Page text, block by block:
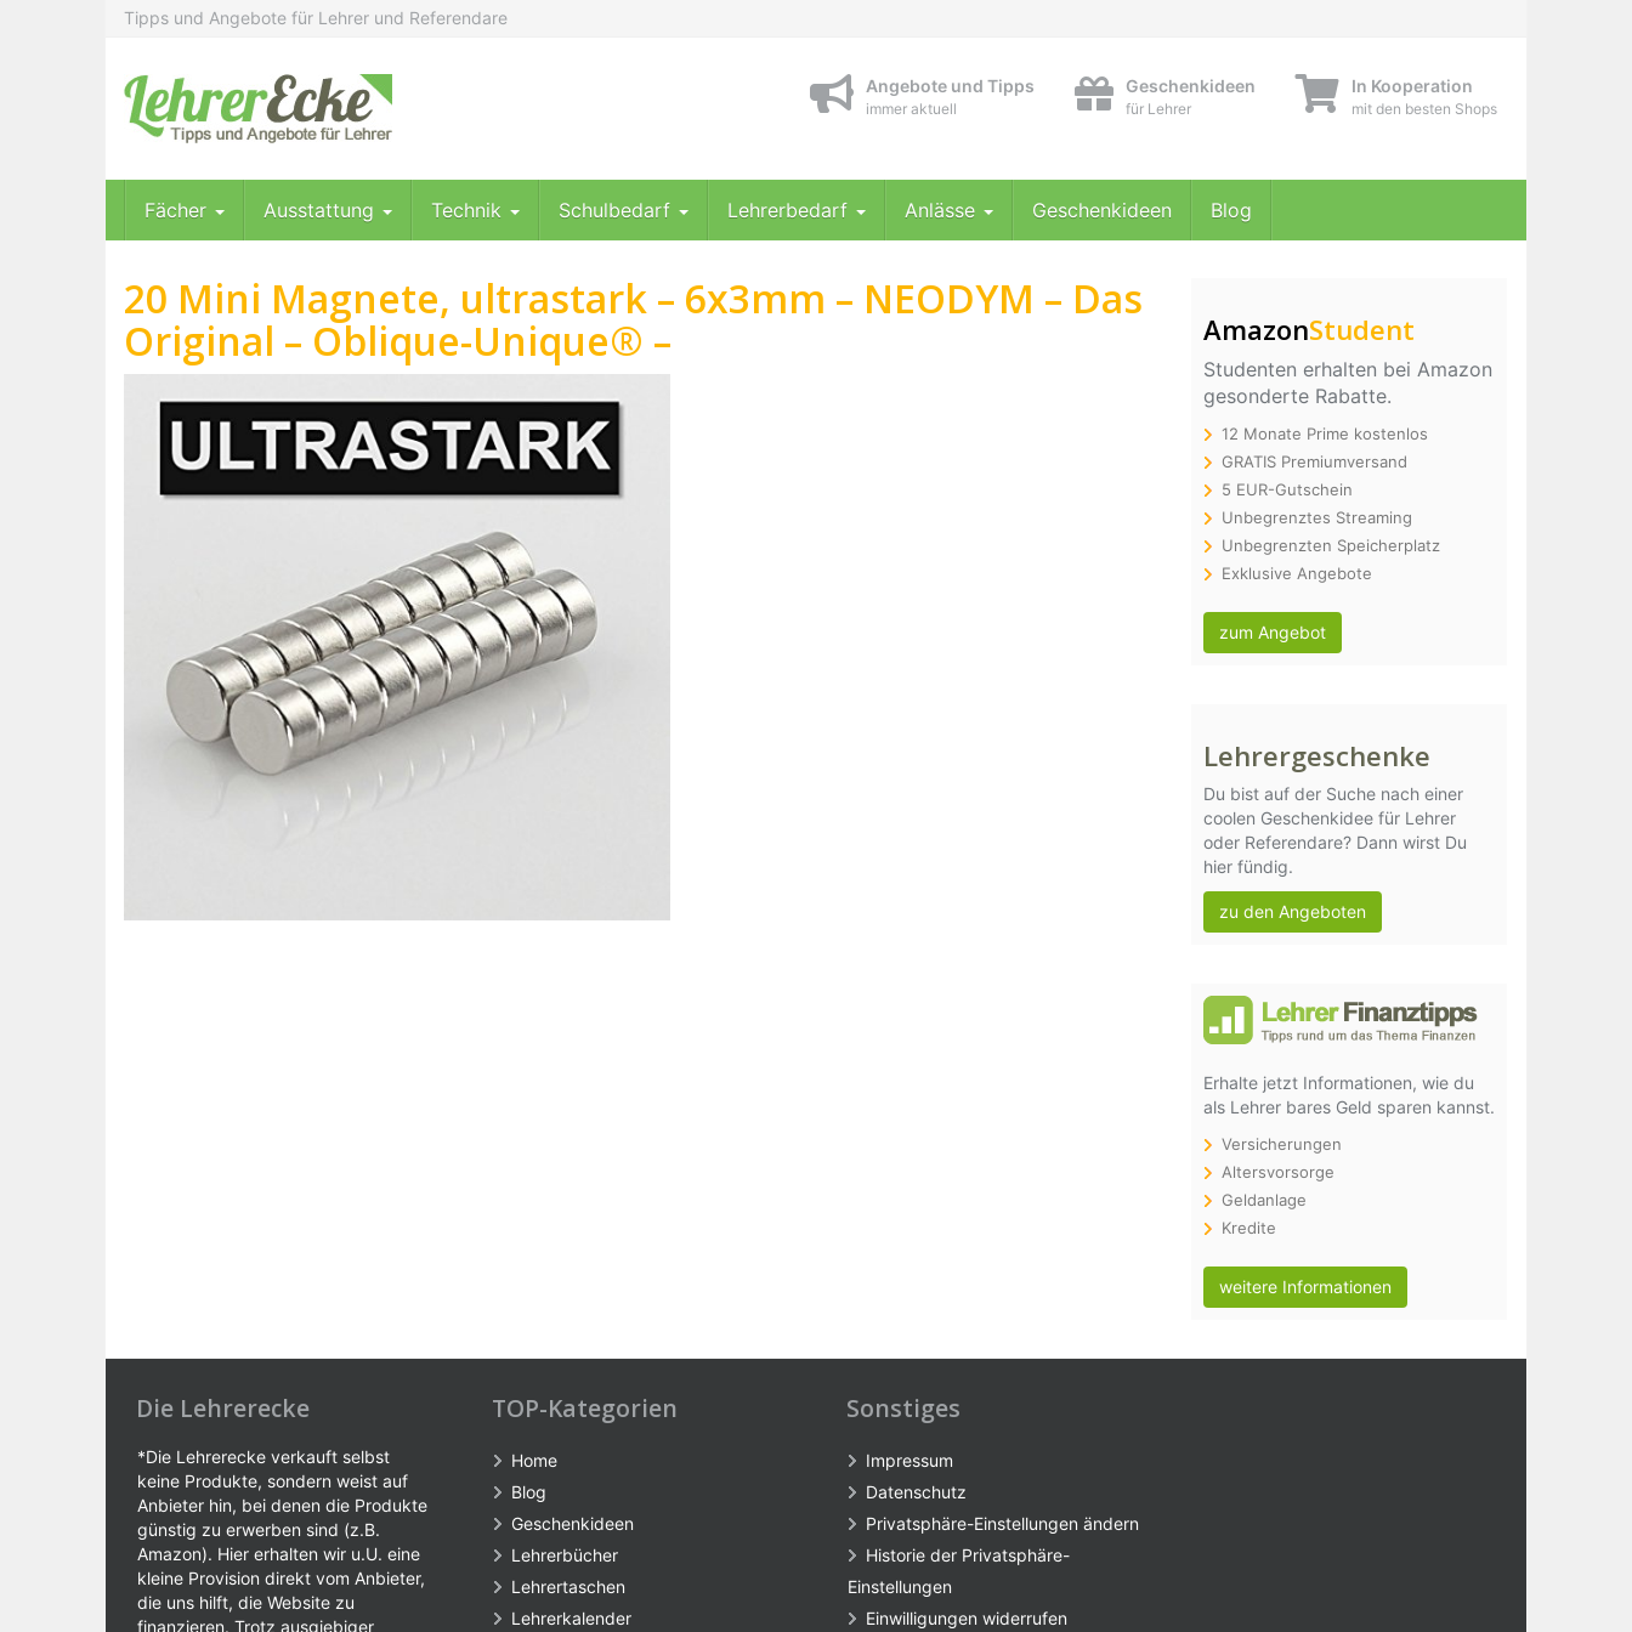
Tipps und Angebote für Lehrer und Referendare
Angebote und Tipps
immer aktuell
Geschenkideen
für Lehrer
In Kooperation
mit den besten Shops
Fächer Ausstattung Technik Schulbedarf Lehrerbedarf Anlässe Geschenkideen Blog
20 Mini Magnete, ultrastark – 6x3mm – NEODYM – Das
Original – Oblique-Unique® –
AmazonStudent
Studenten erhalten bei Amazon
gesonderte Rabatte.
12 Monate Prime kostenlos
GRATIS Premiumversand
5 EUR-Gutschein
Unbegrenztes Streaming
Unbegrenzten Speicherplatz
Exklusive Angebote
zum Angebot
Lehrergeschenke
Du bist auf der Suche nach einer
coolen Geschenkidee für Lehrer
oder Referendare? Dann wirst Du
hier fündig.
zu den Angeboten
Erhalte jetzt Informationen, wie du
als Lehrer bares Geld sparen kannst.
Versicherungen
Altersvorsorge
Geldanlage
Kredite
weitere Informationen
Die Lehrerecke
*Die Lehrerecke verkauft selbst
keine Produkte, sondern weist auf
Anbieter hin, bei denen die Produkte
günstig zu erwerben sind (z.B.
Amazon). Hier erhalten wir u.U. eine
kleine Provision direkt vom Anbieter,
die uns hilft, die Website zu
finanzieren. Trotz ausgiebiger
TOP-Kategorien
Home
Blog
Geschenkideen
Lehrerbücher
Lehrertaschen
Lehrerkalender
Sonstiges
Impressum
Datenschutz
Privatsphäre-Einstellungen ändern
Historie der Privatsphäre-
Einstellungen
Einwilligungen widerrufen